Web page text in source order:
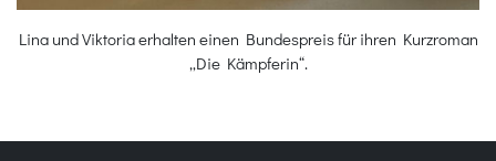
Lina und Viktoria erhalten einen Bundespreis für ihren Kurzroman
„Die Kämpferin“.